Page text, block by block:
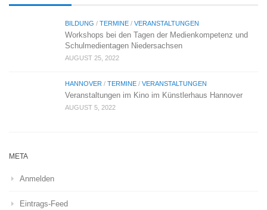
BILDUNG / TERMINE / VERANSTALTUNGEN
Workshops bei den Tagen der Medienkompetenz und
Schulmedientagen Niedersachsen
AUGUST 25, 2022
HANNOVER / TERMINE / VERANSTALTUNGEN
Veranstaltungen im Kino im Künstlerhaus Hannover
AUGUST 5, 2022
META
Anmelden
Eintrags-Feed